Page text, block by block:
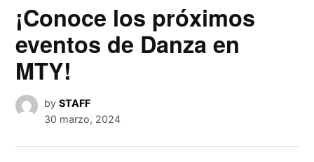
¡Conoce los próximos
eventos de Danza en
MTY!
by STAFF
30 marzo, 2024